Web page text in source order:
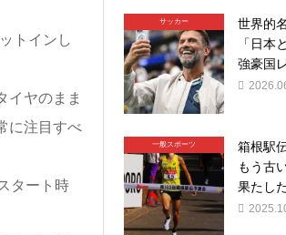
トインし
イヤのまま
に注目すべ
タート時
サッカー
世界的
「日本
強豪国
一般スポーツ
箱根駅
もう古
果たし